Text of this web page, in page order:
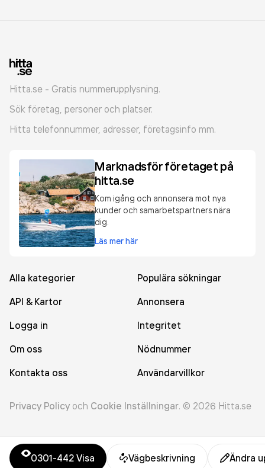
0301-442 Visa Vägbeskrivning Ändra
Hitta.se - Gratis nummerupplysning.
Sök företag, personer och platser.
Hitta telefonnummer, adresser, företagsinfo mm.
Marknadsför företaget på
hitta.se
Kom igång och annonsera mot nya
kunder och samarbetspartners nära
dig.
Läs mer här
Alla kategorier
Populära sökningar
API & Kartor
Annonsera
Logga in
Integritet
Om oss
Nödnummer
Kontakta oss
Användarvillkor
Privacy Policy och Cookie Inställningar. © 2026 Hitta.se